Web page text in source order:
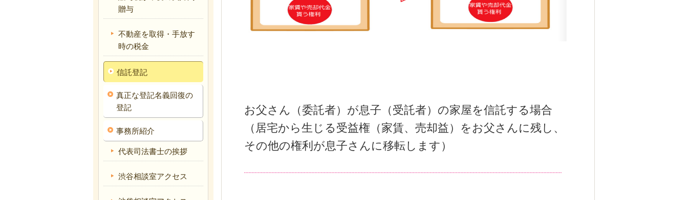
お父さん（委託者）が息子（受託者）の家屋を信託する場合
（居宅から生じる受益権（家賃、売却益）をお父さんに残し、
その他の権利が息子さんに移転します）
贈与
不動産を取得・手放す
時の税金
信託登記
真正な登記名義回復の
登記
事務所紹介
代表司法書士の挨拶
渋谷相談室アクセス